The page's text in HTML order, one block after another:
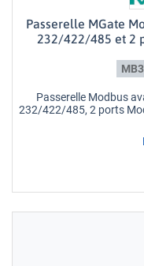
Passerelle MGate
232/422/485 et 2
Passerelle Modbus
232/422/485, 2 ports